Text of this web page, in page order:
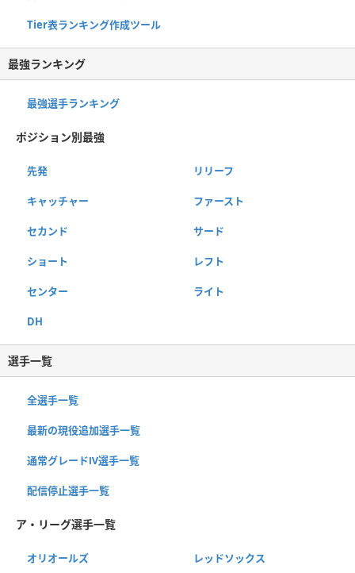
Tier表ランキング作成ツール
最強ランキング
最強選手ランキング
ポジション別最強
先発 リリーフ
キャッチャー ファースト
セカンド サード
ショート レフト
センター ライト
DH
選手一覧
全選手一覧
最新の現役追加選手一覧
通常グレードⅣ選手一覧
配信停止選手一覧
ア・リーグ選手一覧
オリオールズ レッドソックス